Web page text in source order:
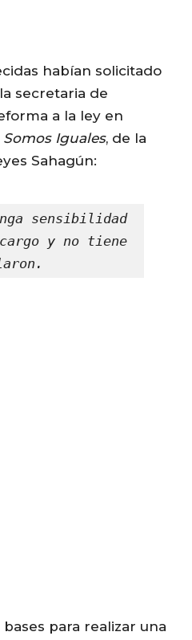
habían solicitado
secretaria de
a la ley en
Somos Iguales, de la
Sahagún:
sensibilidad
y no tiene
para realizar una